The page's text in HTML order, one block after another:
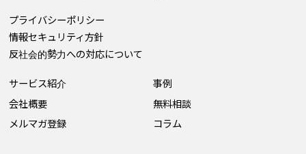
プライバシーポリシー
情報セキュリティ方針
反社会的勢力への対応について
サービス紹介
事例
会社概要
無料相談
メルマガ登録
コラム